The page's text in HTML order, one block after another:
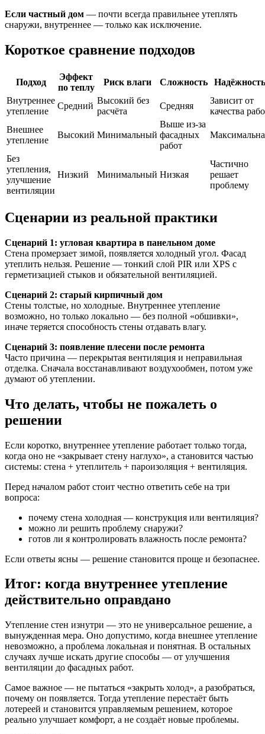
Если частный дом — почти всегда правильнее утеплять
снаружи, внутреннее — только как исключение.
Короткое сравнение подходов
Подход
Эффект
по теплу
Риск влаги Сложность
Надёжность
Внутреннее
утепление
Средний
Высокий без
расчёта
Средняя
Зависит от
качества
Внешнее
утепление
Высокий Минимальный
Выше из-за
фасадных
работ
Без
утепления,
улучшение
вентиляции
Низкий Минимальный Низкая
Частично
решает
проблему
Сценарии из реальной практики
Сценарий 1: угловая квартира в панельном доме
Стена промерзает зимой, появляется холодный угол. Фасад
утеплить нельзя. Решение — тонкий слой PIR или XPS с
герметизацией стыков и обязательной вентиляцией.
Сценарий 2: старый кирпичный дом
Стены толстые, но холодные. Внутреннее утепление
возможно, но только локально — без полной «обшивки»,
иначе теряется способность стены отдавать влагу.
Сценарий 3: появление плесени после ремонта
Часто причина — перекрытая вентиляция и неправильная
отделка. Сначала восстанавливают воздухообмен, потом уже
думают об утеплении.
Что делать, чтобы не пожалеть о
решении
Если коротко, внутреннее утепление работает только тогда,
когда оно не «закрывает стену наглухо», а становится частью
системы: стена + утеплитель + пароизоляция + вентиляция.
Перед началом работ стоит честно ответить себе на три
вопроса:
почему стена холодная — конструкция или вентиляция?
можно ли решить проблему снаружи?
готов ли я контролировать влажность после ремонта?
Если ответы ясны — решение становится проще и безопаснее.
Итог: когда внутреннее утепление
действительно оправдано
Утепление стен изнутри — это не универсальное решение, а
вынужденная мера. Оно допустимо, когда внешнее утепление
невозможно, а проблема локальная и понятная. В остальных
случаях лучше искать другие способы — от улучшения
вентиляции до фасадных работ.
Самое важное — не пытаться «закрыть холод», а разобраться,
почему он появляется. Тогда утепление перестаёт быть
лотереей и становится управляемым решением, которое
реально улучшает комфорт, а не создаёт новые проблемы.